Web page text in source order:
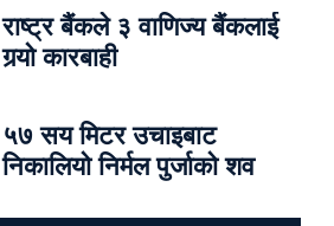
राष्ट्र बैंकले ३ वाणिज्य बैंकलाई
गर्‍यो कारबाही
५७ सय मिटर उचाइबाट
निकालियो निर्मल पुर्जाको शव